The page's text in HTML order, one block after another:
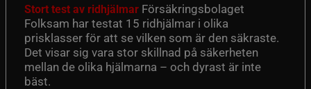
Stort test av ridhjälmar Försäkringsbolaget
Folksam har testat 15 ridhjälmar i olika
prisklasser för att se vilken som är den säkraste.
Det visar sig vara stor skillnad på säkerheten
mellan de olika hjälmarna – och dyrast är inte
bäst.